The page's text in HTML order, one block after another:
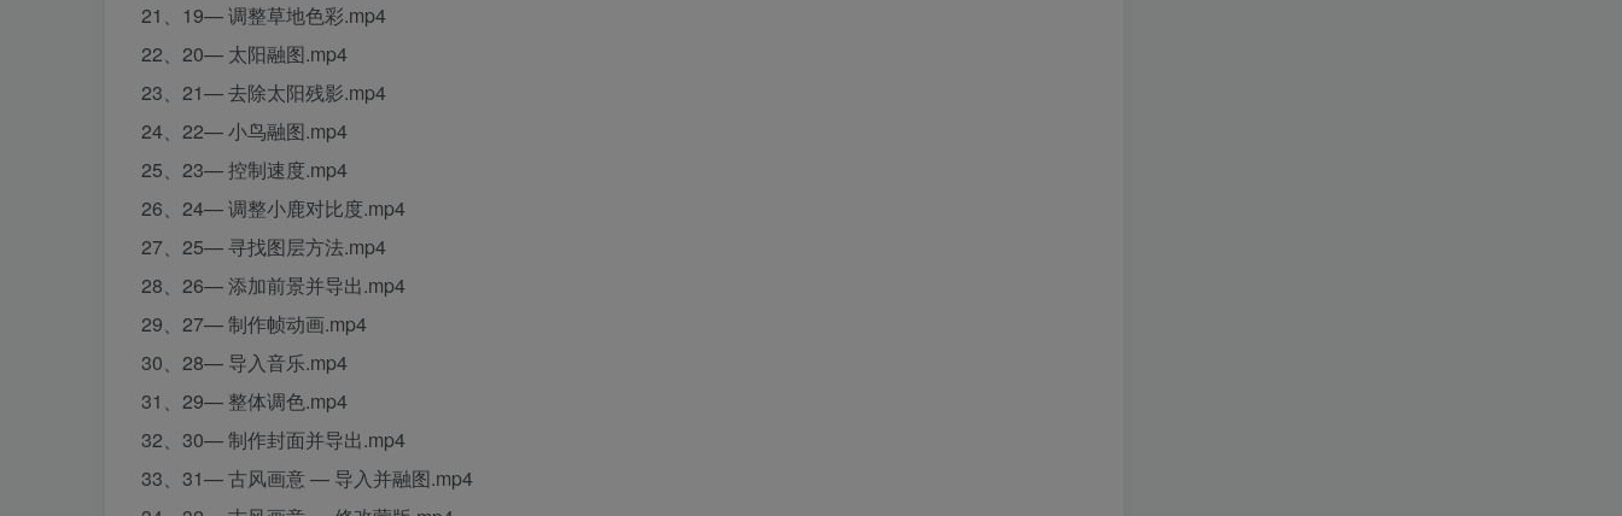
21、19— 调整草地色彩.mp4
22、20— 太阳融图.mp4
23、21— 去除太阳残影.mp4
24、22— 小鸟融图.mp4
25、23— 控制速度.mp4
26、24— 调整小鹿对比度.mp4
27、25— 寻找图层方法.mp4
28、26— 添加前景并导出.mp4
29、27— 制作帧动画.mp4
30、28— 导入音乐.mp4
31、29— 整体调色.mp4
32、30— 制作封面并导出.mp4
33、31— 古风画意 — 导入并融图.mp4